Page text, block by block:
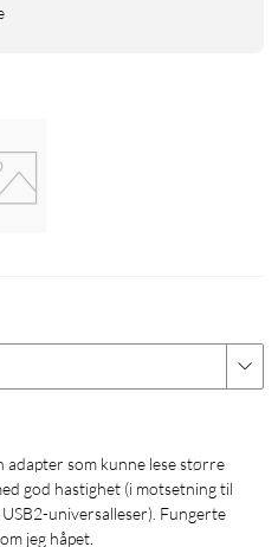
god hastighet (i motsetning til
USB2-universalleser). Fungerte
jeg håpet.